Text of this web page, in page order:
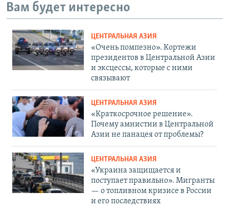
Вам будет интересно
ЦЕНТРАЛЬНАЯ АЗИЯ
«Очень помпезно». Кортежи
президентов в Центральной Азии
и эксцессы, которые с ними
связывают
ЦЕНТРАЛЬНАЯ АЗИЯ
«Краткосрочное решение».
Почему амнистии в Центральной
Азии не панацея от проблемы?
ЦЕНТРАЛЬНАЯ АЗИЯ
«Украина защищается и
поступает правильно». Мигранты
— о топливном кризисе в России
и его последствиях